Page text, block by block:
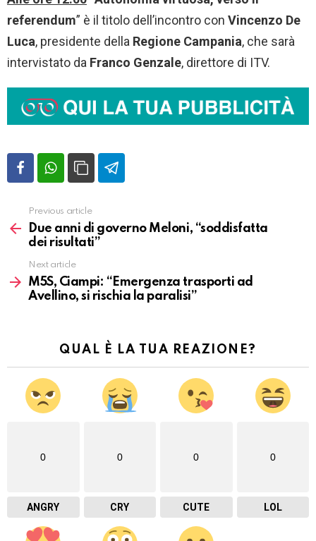
referendum” è il titolo dell’incontro con Vincenzo De
Luca, presidente della Regione Campania, che sarà
intervistato da Franco Genzale, direttore di ITV.
Vedi
altro
Previous article
Due anni di governo Meloni, “soddisfatta
dei risultati”
Next article
M5S, Ciampi: “Emergenza trasporti ad
Avellino, si rischia la paralisi”
QUAL È LA TUA REAZIONE?
0
ANGRY
0
CRY
0
CUTE
0
LOL